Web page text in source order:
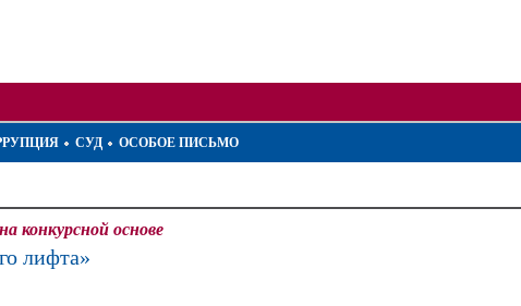
СУД ОСОБОЕ ПИСЬМО
конкурсной основе
лифта»